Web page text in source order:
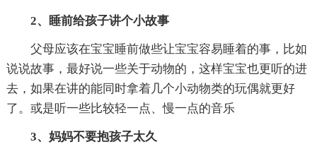
2、睡前给孩子讲个小故事
父母应该在宝宝睡前做些让宝宝容易睡着的事，比如
说说故事，最好说一些关于动物的，这样宝宝也更听的进
去，如果在讲的能同时拿着几个小动物类的玩偶就更好
了。或是听一些比较轻一点、慢一点的音乐
3、妈妈不要抱孩子太久